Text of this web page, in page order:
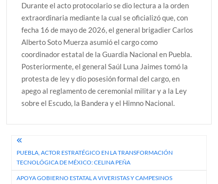
Durante el acto protocolario se dio lectura a la orden
extraordinaria mediante la cual se oficializó que, con
fecha 16 de mayo de 2026, el general brigadier Carlos
Alberto Soto Muerza asumió el cargo como
coordinador estatal de la Guardia Nacional en Puebla.
Posteriormente, el general Saúl Luna Jaimes tomó la
protesta de ley y dio posesión formal del cargo, en
apego al reglamento de ceremonial militar y a la Ley
sobre el Escudo, la Bandera y el Himno Nacional.
Navegación
de
entradas
PUEBLA, ACTOR ESTRATÉGICO EN LA TRANSFORMACIÓN
TECNOLÓGICA DE MÉXICO: CELINA PEÑA
APOYA GOBIERNO ESTATAL A VIVERISTAS Y CAMPESINOS